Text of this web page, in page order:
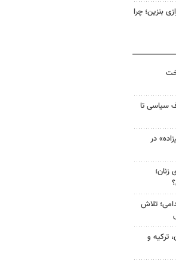
بنزین؛ چرا
سیاسی تا
در
زنان؛
تلاش
ترکیه و